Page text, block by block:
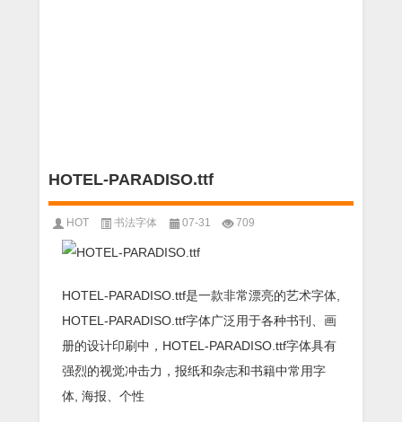
HOTEL-PARADISO.ttf
HOT 书法字体 07-31 709
HOTEL-PARADISO.ttf是一款非常漂亮的艺术字体,
HOTEL-PARADISO.ttf字体广泛用于各种书刊、画
册的设计印刷中，HOTEL-PARADISO.ttf字体具有
强烈的视觉冲击力，报纸和杂志和书籍中常用字
体, 海报、个性